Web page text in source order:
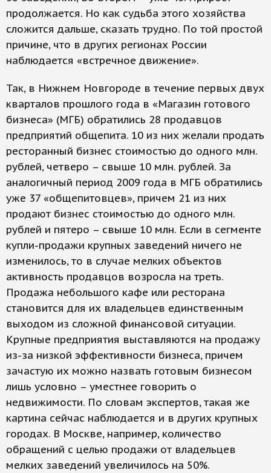
продолжается. Но как судьба этого хозяйства
сложится дальше, сказать трудно. По той простой
причине, что в других регионах России
наблюдается «встречное движение».
Так, в Нижнем Новгороде в течение первых двух
кварталов прошлого года в «Магазин готового
бизнеса» (МГБ) обратились 28 продавцов
предприятий общепита. 10 из них желали продать
ресторанный бизнес стоимостью до одного млн.
рублей, четверо – свыше 10 млн. рублей. За
аналогичный период 2009 года в МГБ обратились
уже 37 «общепитовцев», причем 21 из них
продают бизнес стоимостью до одного млн.
рублей и пятеро – свыше 10 млн. Если в сегменте
купли-продажи крупных заведений ничего не
изменилось, то в случае мелких объектов
активность продавцов возросла на треть.
Продажа небольшого кафе или ресторана
становится для их владельцев единственным
выходом из сложной финансовой ситуации.
Крупные предприятия выставляются на продажу
из-за низкой эффективности бизнеса, причем
зачастую их можно назвать готовым бизнесом
лишь условно – уместнее говорить о
недвижимости. По словам экспертов, такая же
картина сейчас наблюдается и в других крупных
городах. В Москве, например, количество
обращений с целью продажи от владельцев
мелких заведений увеличилось на 50%.